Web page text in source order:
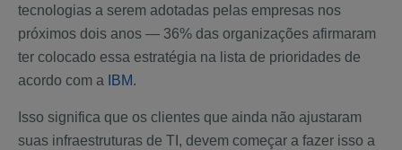
tecnologias a serem adotadas pelas empresas nos
próximos dois anos — 36% das organizações afirmaram
ter colocado essa estratégia na lista de prioridades de
acordo com a
IBM.
Isso significa que os clientes que ainda não ajustaram
suas infraestruturas de TI, devem começar a fazer isso a